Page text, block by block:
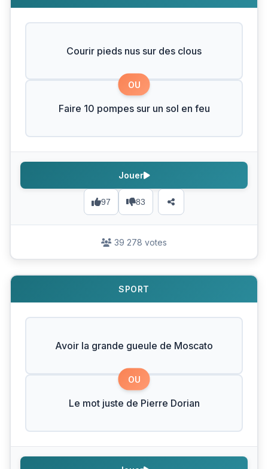
Courir pieds nus sur des clous
OU
Faire 10 pompes sur un sol en feu
97 83
Jouer
39 278 votes
SPORT
Avoir la grande gueule de Moscato
OU
Le mot juste de Pierre Dorian